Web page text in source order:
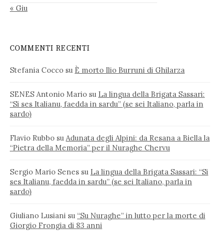
« Giu
COMMENTI RECENTI
Stefania Cocco su È morto Ilio Burruni di Ghilarza
SENES Antonio Mario su La lingua della Brigata Sassari:
“Si ses Italianu, faedda in sardu” (se sei Italiano, parla in
sardo)
Flavio Rubbo su Adunata degli Alpini: da Resana a Biella la
“Pietra della Memoria” per il Nuraghe Chervu
Sergio Mario Senes su La lingua della Brigata Sassari: “Si
ses Italianu, faedda in sardu” (se sei Italiano, parla in
sardo)
Giuliano Lusiani su “Su Nuraghe” in lutto per la morte di
Giorgio Frongia di 83 anni